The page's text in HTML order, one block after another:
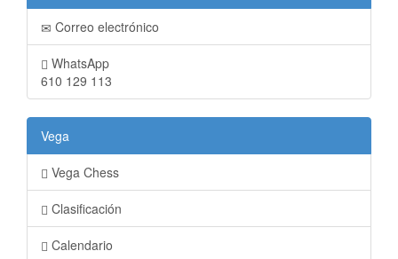
Correo electrónico
WhatsApp
610 129 113
Vega
Vega Chess
Clasificación
Calendario